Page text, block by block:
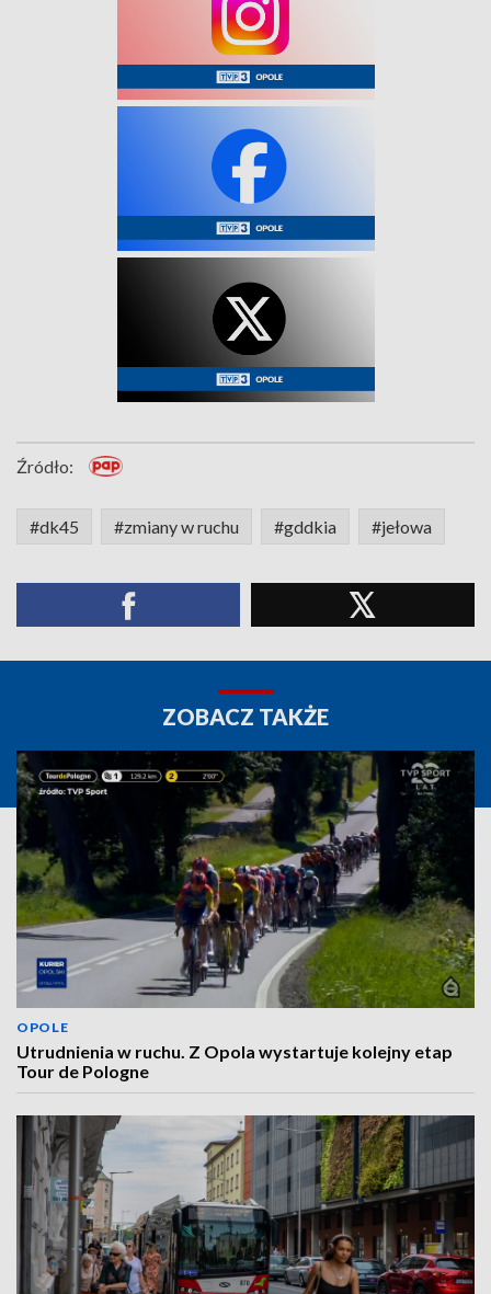
Źródło:
#dk45 #zmiany w ruchu #gddkia #jełowa
ZOBACZ TAKŻE
OPOLE
Utrudnienia w ruchu. Z Opola wystartuje kolejny etap
Tour de Pologne